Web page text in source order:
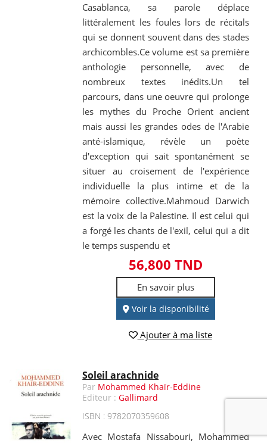
Casablanca, sa parole déplace
littéralement les foules lors de récitals
qui se donnent souvent dans des stades
archicombles.Ce volume est sa première
anthologie personnelle, avec de
nombreux textes inédits.Un tel
parcours, dans une oeuvre qui prolonge
les mythes du Proche Orient ancient
mais aussi les grandes odes de l'Arabie
anté-islamique, révèle un poète
d'exception qui sait spontanément se
situer au croisement de l'expérience
individuelle la plus intime et de la
mémoire collective.Mahmoud Darwich
est la voix de la Palestine. Il est celui qui
a forgé les chants de l'exil, celui qui a dit
le temps suspendu et
56,800 TND
En savoir plus
Voir la disponibilité
Ajouter à ma liste
Soleil arachnide
Par Mohammed Khaïr-Eddine
Editeur :Gallimard
ISBN : 9782070359608
Avec Mostafa Nissabouri, Mohammed